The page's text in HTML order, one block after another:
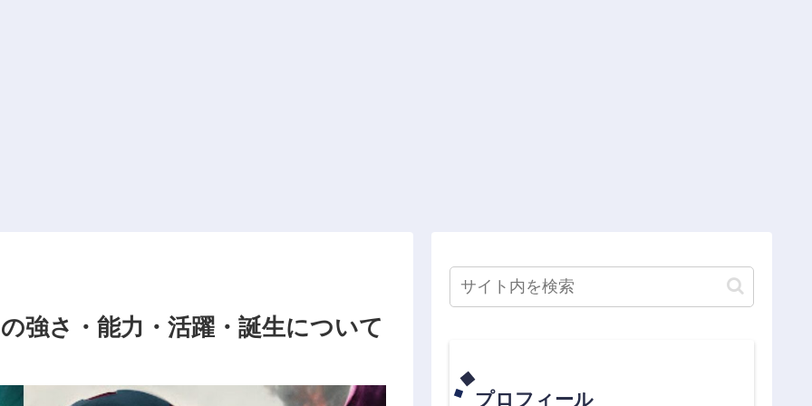
強さ・能力・活躍・誕生について
プロフィール